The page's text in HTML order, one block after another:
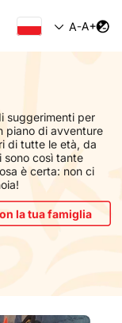
suggerimenti per
piano di avventure
di tutte le età, da
sono così tante
è certa: non ci
la tua famiglia